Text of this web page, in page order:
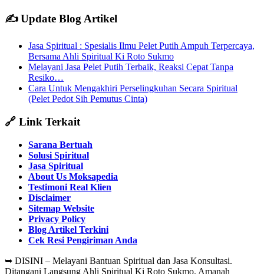
✍️ Update Blog Artikel
Jasa Spiritual : Spesialis Ilmu Pelet Putih Ampuh Terpercaya,
Bersama Ahli Spiritual Ki Roto Sukmo
Melayani Jasa Pelet Putih Terbaik, Reaksi Cepat Tanpa
Resiko…
Cara Untuk Mengakhiri Perselingkuhan Secara Spiritual
(Pelet Pedot Sih Pemutus Cinta)
🔗 Link Terkait
Sarana Bertuah
Solusi Spiritual
Jasa Spiritual
About Us Moksapedia
Testimoni Real Klien
Disclaimer
Sitemap Website
Privacy Policy
Blog Artikel Terkini
Cek Resi Pengiriman Anda
➥ DISINI – Melayani Bantuan Spiritual dan Jasa Konsultasi.
Ditangani Langsung Ahli Spiritual Ki Roto Sukmo. Amanah